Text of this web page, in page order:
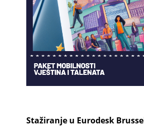
Stažiranje u Eurodesk